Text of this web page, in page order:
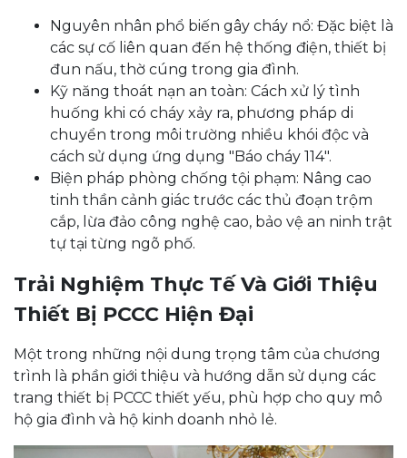
Nguyên nhân phổ biến gây cháy nổ: Đặc biệt là
các sự cố liên quan đến hệ thống điện, thiết bị
đun nấu, thờ cúng trong gia đình.
Kỹ năng thoát nạn an toàn: Cách xử lý tình
huống khi có cháy xảy ra, phương pháp di
chuyển trong môi trường nhiều khói độc và
cách sử dụng ứng dụng "Báo cháy 114".
Biện pháp phòng chống tội phạm: Nâng cao
tinh thần cảnh giác trước các thủ đoạn trộm
cắp, lừa đảo công nghệ cao, bảo vệ an ninh trật
tự tại từng ngõ phố.
Trải Nghiệm Thực Tế Và Giới Thiệu
Thiết Bị PCCC Hiện Đại
Một trong những nội dung trọng tâm của chương
trình là phần giới thiệu và hướng dẫn sử dụng các
trang thiết bị PCCC thiết yếu, phù hợp cho quy mô
hộ gia đình và hộ kinh doanh nhỏ lẻ.